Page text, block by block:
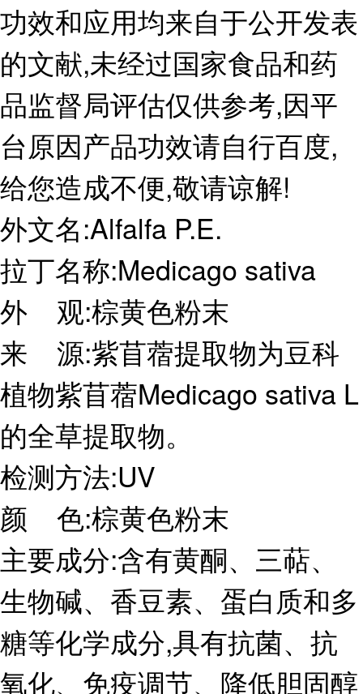
功效和应用均来自于公开发表
的文献,未经过国家食品和药
品监督局评估仅供参考,因平
台原因产品功效请自行百度,
给您造成不便,敬请谅解!
外文名:Alfalfa P.E.
拉丁名称:Medicago sativa
外 观:棕黄色粉末
来 源:紫苜蓿提取物为豆科
植物紫苜蓿Medicago sativa L
的全草提取物。
检测方法:UV
颜 色:棕黄色粉末
主要成分:含有黄酮、三萜、
生物碱、香豆素、蛋白质和多
糖等化学成分,具有抗菌、抗
氧化、免疫调节、降低胆固醇